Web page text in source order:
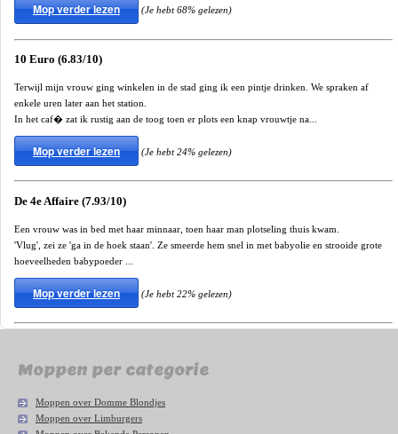
Mop verder lezen (Je hebt 68% gelezen)
10 Euro (6.83/10)
Terwijl mijn vrouw ging winkelen in de stad ging ik een pintje drinken. We spraken af
enkele uren later aan het station.
In het caf� zat ik rustig aan de toog toen er plots een knap vrouwtje na...
Mop verder lezen (Je hebt 24% gelezen)
De 4e Affaire (7.93/10)
Een vrouw was in bed met haar minnaar, toen haar man plotseling thuis kwam.
'Vlug', zei ze 'ga in de hoek staan'. Ze smeerde hem snel in met babyolie en strooide grote
hoeveelheden babypoeder ...
Mop verder lezen (Je hebt 22% gelezen)
Moppen per categorie
Moppen over Domme Blondjes
Moppen over Limburgers